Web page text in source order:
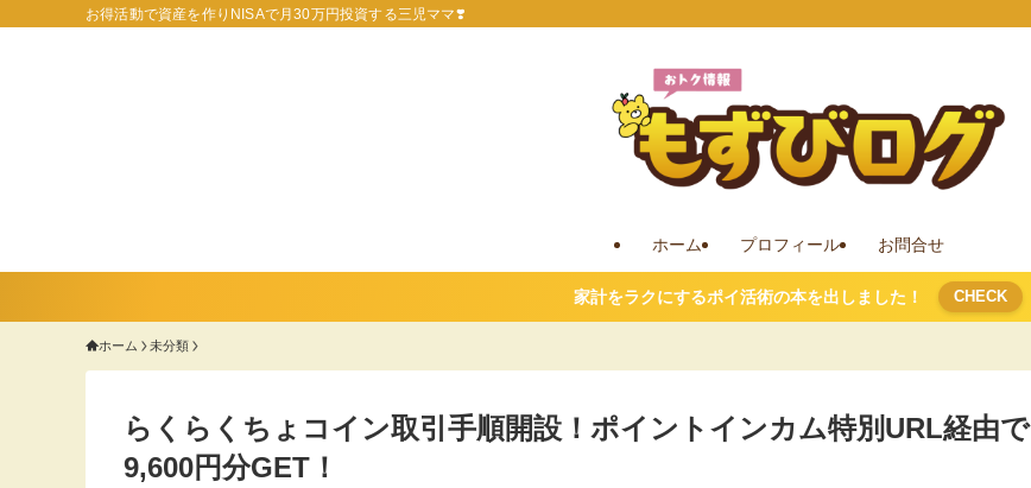
お得活動で資産を作りNISAで月30万円投資する三児ママ❣️
ホーム プロフィール お問合せ
家計をラクにするポイ活術の本を出しました！ CHECK
ホーム 未分類
らくらくちょコイン取引手順開設！ポイントインカム特別URL経由で
9,600円分GET！